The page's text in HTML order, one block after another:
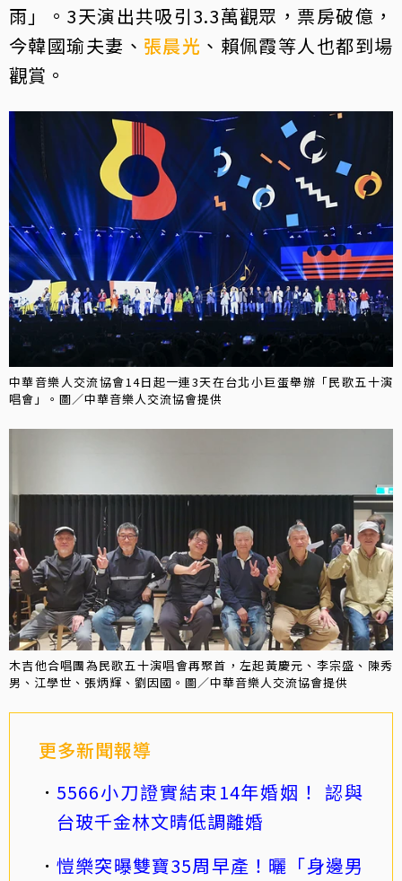
雨」。3天演出共吸引3.3萬觀眾，票房破億，
今韓國瑜夫妻、 張晨光 、賴佩霞等人也都到場
觀賞。
中華音樂人交流協會14日起一連3天在台北小巨蛋舉辦「民歌五十演
唱會」。圖／中華音樂人交流協會提供
木吉他合唱團為民歌五十演唱會再聚首，左起黃慶元、李宗盛、陳秀
男、江學世、張炳輝、劉因國。圖／中華音樂人交流協會提供
更多新聞報導
5566小刀證實結束14年婚姻！ 認與
台玻千金林文晴低調離婚
愷樂突曝雙寶35周早產！曬「身邊男